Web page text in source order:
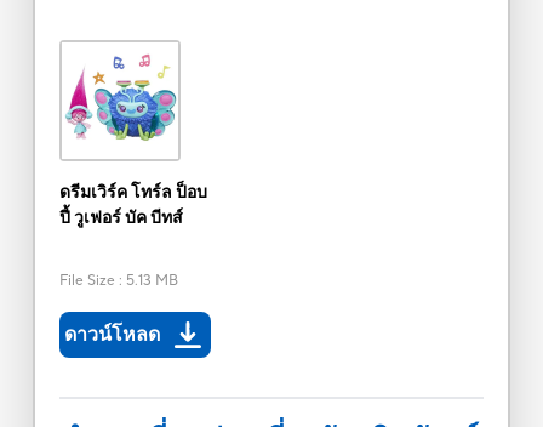
ดรีมเวิร์ค โทร์ล ป็อบ
ปี้ วูเฟอร์ บัค บีทส์
File Size : 5.13 MB
ดาวน์โหลด